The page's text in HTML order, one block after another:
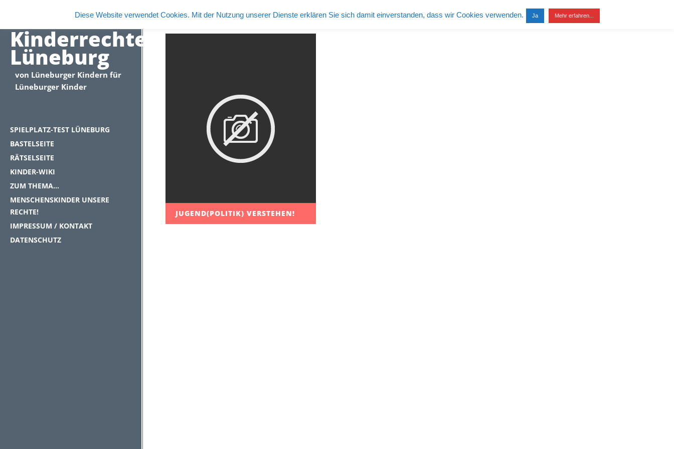
Kinderrechte
Lüneburg
von Lüneburger Kindern für
Lüneburger Kinder
SPIELPLATZ-TEST LÜNEBURG
BASTELSEITE
RÄTSELSEITE
KINDER-WIKI
ZUM THEMA…
MENSCHENSKINDER UNSERE
RECHTE!
IMPRESSUM / KONTAKT
DATENSCHUTZ
JUGEND(POLITIK) VERSTEHEN!
Diese Website verwendet Cookies. Mit der Nutzung unserer Dienste erklären Sie sich damit einverstanden, dass wir Cookies verwenden. Ja Mehr erfahren...